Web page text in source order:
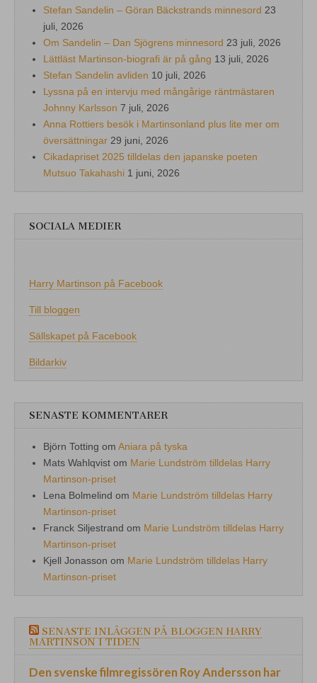
Stefan Sandelin – Göran Bäckstrands minnesord 23
juli, 2026
Om Sandelin – Dan Sjögrens minnesord 23 juli, 2026
Lättläst Martinson-biografi är på gång 13 juli, 2026
Stefan Sandelin avliden 10 juli, 2026
Lyssna på en intervju med mångårige räntmästaren
Johnny Karlsson 7 juli, 2026
Anna Rottiers besök i Martinsonland plus lite mer om
översättningar 29 juni, 2026
Cikadapriset 2025 tilldelas den japanske poeten
Mutsuo Takahashi 1 juni, 2026
SOCIALA MEDIER
Harry Martinson på Facebook
Till bloggen
Sällskapet på Facebook
Bildarkiv
SENASTE KOMMENTARER
Björn Totting om Aniara på tyska
Mats Wahlqvist om Marie Lundström tilldelas Harry
Martinson-priset
Lena Bolmelind om Marie Lundström tilldelas Harry
Martinson-priset
Franck Siljestrand om Marie Lundström tilldelas Harry
Martinson-priset
Kjell Jonasson om Marie Lundström tilldelas Harry
Martinson-priset
SENASTE INLÄGGEN PÅ BLOGGEN HARRY
MARTINSON I TIDEN
Den svenske filmregissören Roy Andersson har